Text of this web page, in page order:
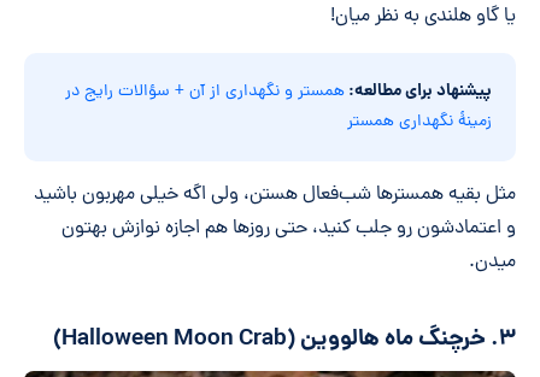
یا گاو هلندی به نظر میان!
پیشنهاد برای مطالعه:همستر و نگهداری از آن + سؤالات رایج در
زمینۀ نگهداری همستر
مثل بقیه همسترها شب‌فعال هستن، ولی اگه خیلی مهربون باشید
و اعتمادشون رو جلب کنید، حتی روزها هم اجازه نوازش بهتون
میدن.
۳. خرچنگ ماه هالووین (Halloween Moon Crab)